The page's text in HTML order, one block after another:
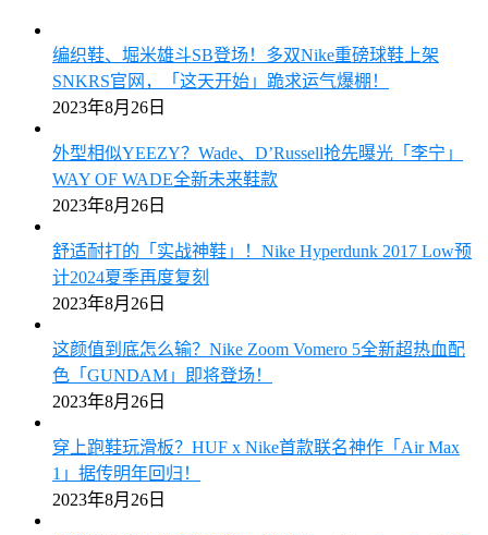
编织鞋、堀米雄斗SB登场！多双Nike重磅球鞋上架
SNKRS官网，「这天开始」跪求运气爆棚！
2023年8月26日
外型相似YEEZY？Wade、D’Russell抢先曝光「李宁」
WAY OF WADE全新未来鞋款
2023年8月26日
舒适耐打的「实战神鞋」！Nike Hyperdunk 2017 Low预
计2024夏季再度复刻
2023年8月26日
这颜值到底怎么输？Nike Zoom Vomero 5全新超热血配
色「GUNDAM」即将登场！
2023年8月26日
穿上跑鞋玩滑板？HUF x Nike首款联名神作「Air Max
1」据传明年回归！
2023年8月26日